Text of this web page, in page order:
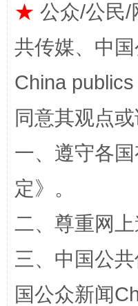
★ 公众/公民/
共传媒、中
China
同意其观点
一、遵守各
定》。
二、尊重网
三、中国公
国公众新闻